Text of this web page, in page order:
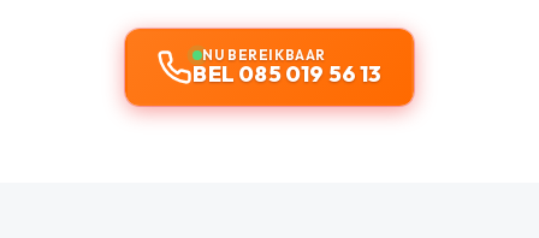
NU BEREIKBAAR
BEL 085 019 56 13